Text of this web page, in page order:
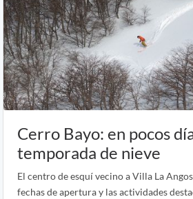
Cerro Bayo: en pocos
temporada de nieve
El centro de esquí vecino a Villa La
fechas de apertura y las actividades